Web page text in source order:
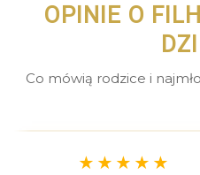
OPINIE O
Co mówią rodzice i
★★★★★